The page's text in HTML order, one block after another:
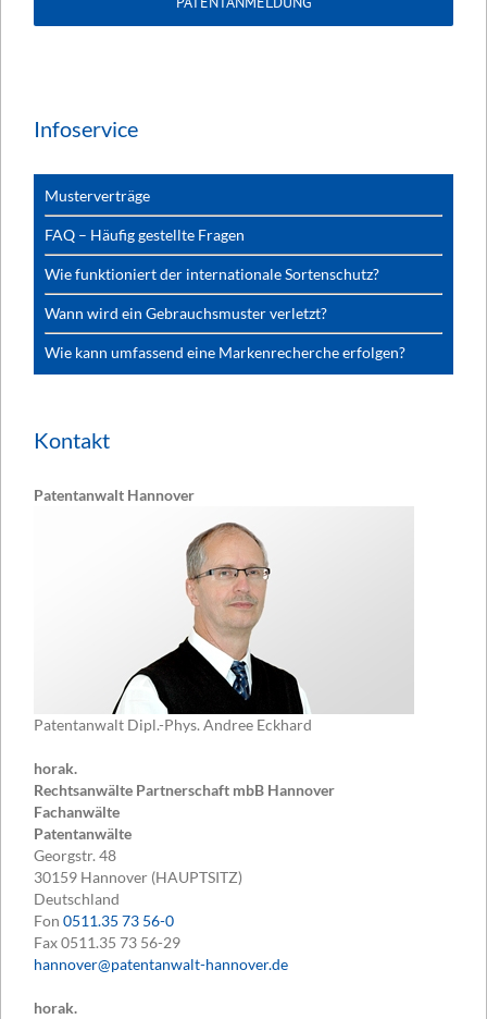
Infoservice
Musterverträge
FAQ – Häufig gestellte Fragen
Wie funktioniert der internationale Sortenschutz?
Wann wird ein Gebrauchsmuster verletzt?
Wie kann umfassend eine Markenrecherche erfolgen?
Kontakt
Patentanwalt Hannover
Patentanwalt Dipl.-Phys. Andree Eckhard
horak.
Rechtsanwälte Partnerschaft mbB Hannover
Fachanwälte
Patentanwälte
Georgstr. 48
30159 Hannover (HAUPTSITZ)
Deutschland
Fon 0511.35 73 56-0
Fax0511.35 73 56-29
hannover@patentanwalt-hannover.de
horak.